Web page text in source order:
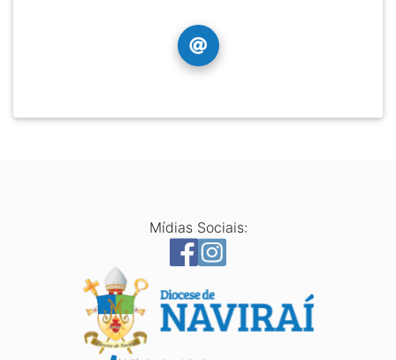
Mídias Sociais: